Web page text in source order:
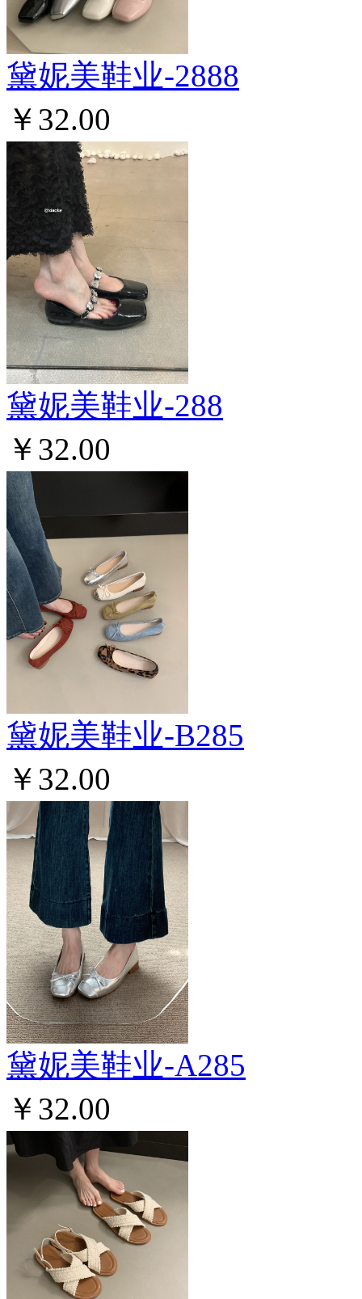
黛妮美鞋业-2888
￥32.00
黛妮美鞋业-288
￥32.00
黛妮美鞋业-B285
￥32.00
黛妮美鞋业-A285
￥32.00